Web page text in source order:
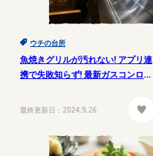
ウチの台所
魚焼きグリルが汚れない! アプリ連
携で失敗知らず! 最新ガスコンロ
最終更新日： 2024.9.26